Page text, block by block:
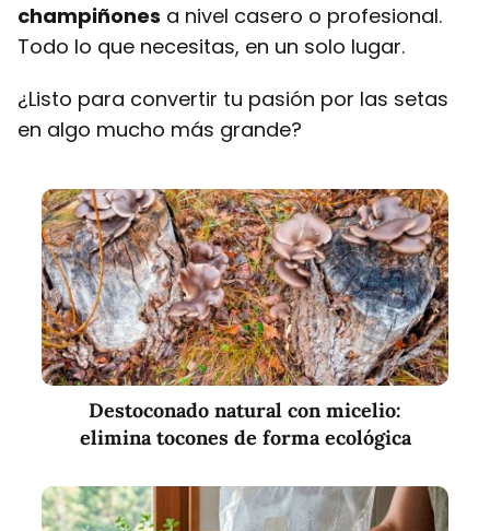
champiñones a nivel casero o profesional.
Todo lo que necesitas, en un solo lugar.
¿Listo para convertir tu pasión por las setas
en algo mucho más grande?
Destoconado natural con micelio:
elimina tocones de forma ecológica